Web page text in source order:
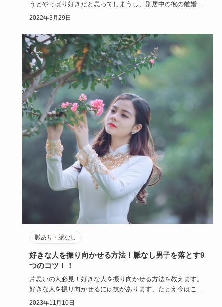
うとやっぱり好きだと思ってしまうし、別居中の彼の離婚を
願ってしまい自…
2022年3月29日
脈あり・脈なし
好きな人を振り向かせる方法！脈なし男子を落とす9
つのコツ！！
片思いの人必見！好きな人を振り向かせる方法を教えます。
好きな人を振り向かせるには技があります、たとえ今はこち
らに相手の気持…
2023年11月10日